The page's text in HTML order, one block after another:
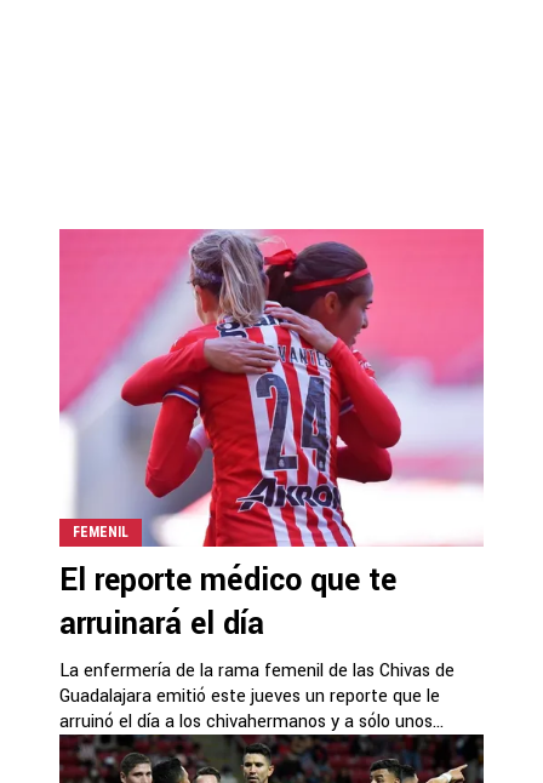
FEMENIL
El reporte médico que te
arruinará el día
La enfermería de la rama femenil de las Chivas de
Guadalajara emitió este jueves un reporte que le
arruinó el día a los chivahermanos y a sólo unos...